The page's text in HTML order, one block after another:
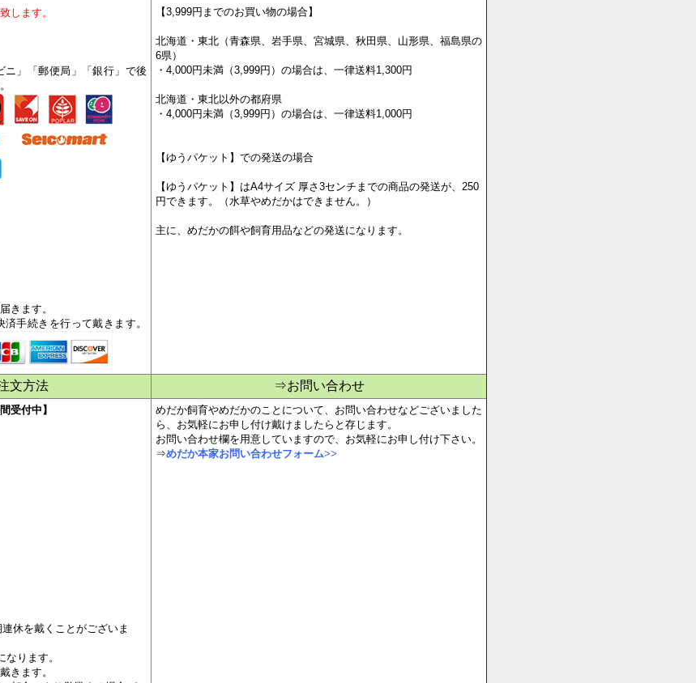
します。
」「郵便局」「銀行」で後
きます。
済手続きを行って戴きます。
【3,999円までのお買い物の場合】
6県）
・4,000円未満（3,999円）の場合は、一律送料1,300円
・4,000円未満（3,999円）の場合は、一律送料1,000円
【ゆうパケット】での発送の場合
【ゆうパケット】はA4サイズ 厚さ3センチまでの商品の発送が、250
文方法 ⇒お問い合わせ
受付中】
休を戴くことがございま
めだか飼育やめだかのことについて、お問い合わせなどございました